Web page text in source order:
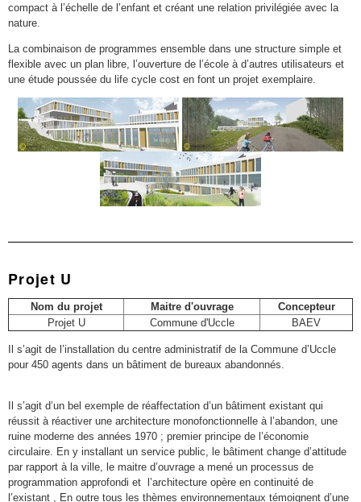
compact à l’échelle de l’enfant et créant une relation privilégiée avec la
nature.
La combinaison de programmes ensemble dans une structure simple et
flexible avec un plan libre, l’ouverture de l’école à d’autres utilisateurs et
une étude poussée du life cycle cost en font un projet exemplaire.
Projet U
Nom du projet Maitre d'ouvrage
Concepteur
Projet U
Commune d'Uccle BAEV
Il s’agit de l’installation du centre administratif de la Commune d’Uccle
pour 450 agents dans un bâtiment de bureaux abandonnés.
Il s’agit d’un bel exemple de réaffectation d’un bâtiment existant qui
réussit à réactiver une architecture monofonctionnelle à l’abandon, une
ruine moderne des années 1970 ; premier principe de l’économie
circulaire. En y installant un service public, le bâtiment change d’attitude
par rapport à la ville, le maitre d’ouvrage a mené un processus de
programmation approfondi et l’architecture opère en continuité de
l’existant , En outre tous les thèmes environnementaux témoignent d’une